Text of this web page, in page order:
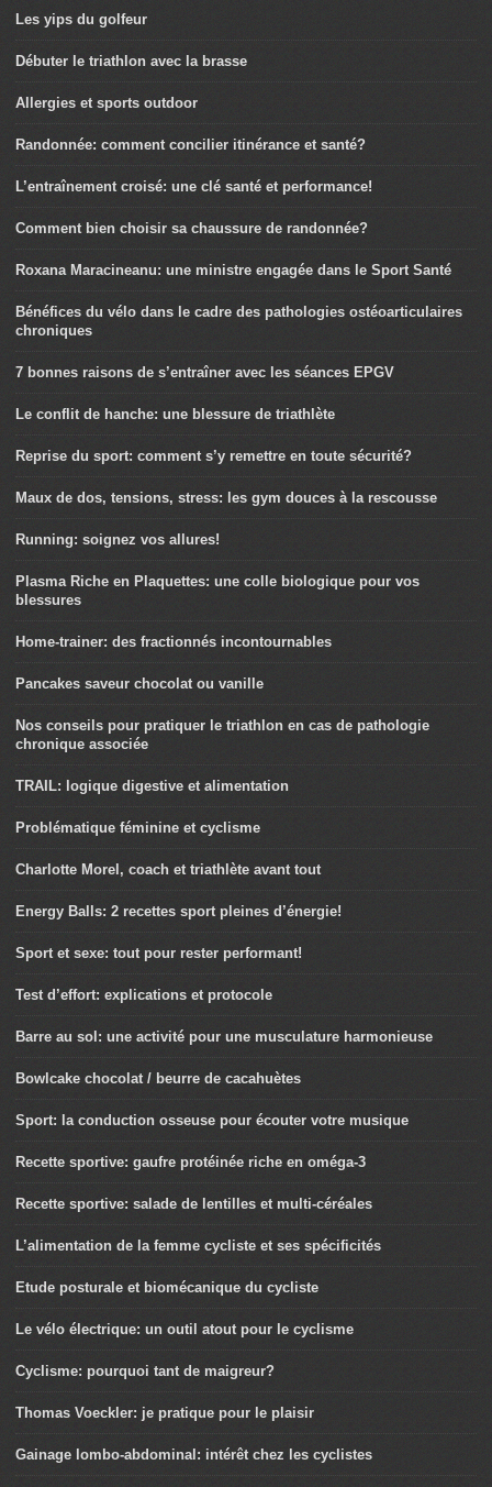
Les yips du golfeur
Débuter le triathlon avec la brasse
Allergies et sports outdoor
Randonnée: comment concilier itinérance et santé?
L’entraînement croisé: une clé santé et performance!
Comment bien choisir sa chaussure de randonnée?
Roxana Maracineanu: une ministre engagée dans le Sport Santé
Bénéfices du vélo dans le cadre des pathologies ostéoarticulaires
chroniques
7 bonnes raisons de s’entraîner avec les séances EPGV
Le conflit de hanche: une blessure de triathlète
Reprise du sport: comment s’y remettre en toute sécurité?
Maux de dos, tensions, stress: les gym douces à la rescousse
Running: soignez vos allures!
Plasma Riche en Plaquettes: une colle biologique pour vos
blessures
Home-trainer: des fractionnés incontournables
Pancakes saveur chocolat ou vanille
Nos conseils pour pratiquer le triathlon en cas de pathologie
chronique associée
TRAIL: logique digestive et alimentation
Problématique féminine et cyclisme
Charlotte Morel, coach et triathlète avant tout
Energy Balls: 2 recettes sport pleines d’énergie!
Sport et sexe: tout pour rester performant!
Test d’effort: explications et protocole
Barre au sol: une activité pour une musculature harmonieuse
Bowlcake chocolat / beurre de cacahuètes
Sport: la conduction osseuse pour écouter votre musique
Recette sportive: gaufre protéinée riche en oméga-3
Recette sportive: salade de lentilles et multi-céréales
L’alimentation de la femme cycliste et ses spécificités
Etude posturale et biomécanique du cycliste
Le vélo électrique: un outil atout pour le cyclisme
Cyclisme: pourquoi tant de maigreur?
Thomas Voeckler: je pratique pour le plaisir
Gainage lombo-abdominal: intérêt chez les cyclistes